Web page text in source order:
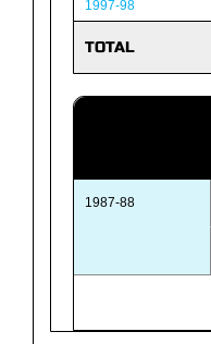
1997-98
TOTAL
1987-88